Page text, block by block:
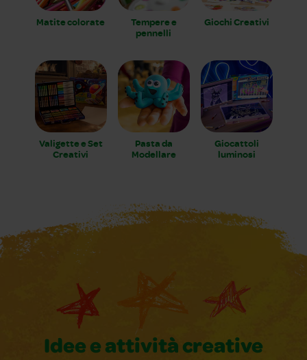
Matite colorate
Tempere e
pennelli
Giochi Creativi
Valigette e Set
Creativi
Pasta da
Modellare
Giocattoli
luminosi
Idee e attività creative